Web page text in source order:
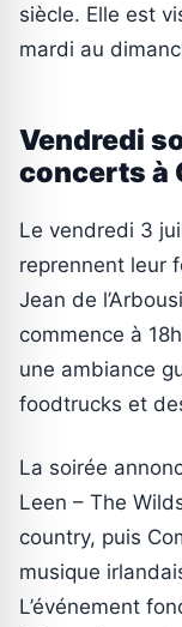
siècle. Elle est
mardi au
Vendredi
concerts à
Le vendredi 3
reprennent leur
Jean de
commence à
une ambiance
foodtrucks et
La soirée
Leen – The
country, puis
musique
L’événement